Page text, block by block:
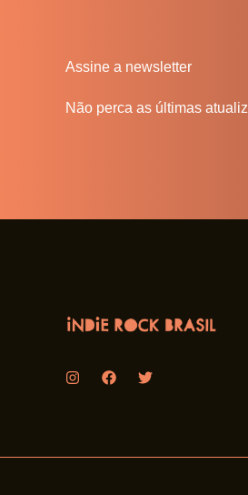
Assine a newsletter
Não perca as últimas